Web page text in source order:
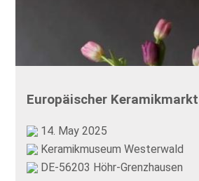
Europäischer Keramikmarkt
14. May 2025
Keramikmuseum Westerwald
DE-56203 Höhr-Grenzhausen